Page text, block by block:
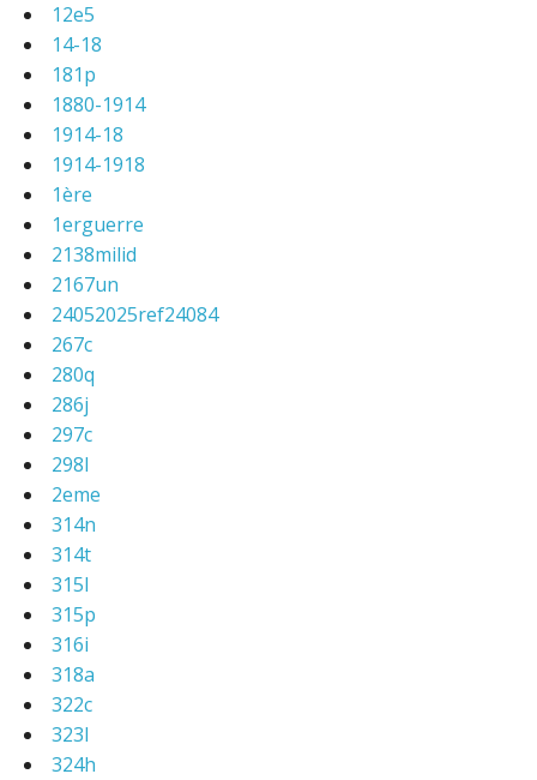
12e5
14-18
181p
1880-1914
1914-18
1914-1918
1ère
1erguerre
2138milid
2167un
24052025ref24084
267c
280q
286j
297c
298l
2eme
314n
314t
315l
315p
316i
318a
322c
323l
324h